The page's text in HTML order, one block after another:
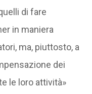
di fare
in maniera
ma, piuttosto, a
dei
le loro attività»